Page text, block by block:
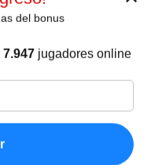
Hace 8año(s)
aquí:
no como otras tan
del bonus
7.947 jugadores online